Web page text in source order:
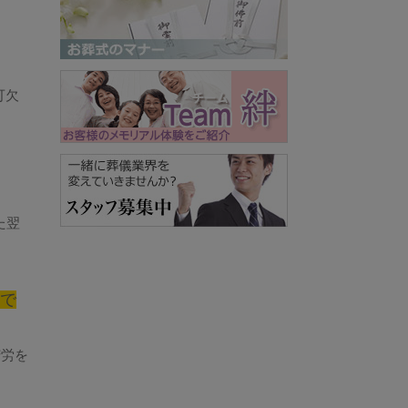
欠
翌
を